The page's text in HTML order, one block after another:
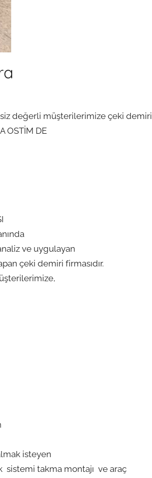
değerli müşterilerimize çeki demiri
OSTİM DE
ve uygulayan
çeki demiri firmasıdır.
isteyen
sistemi takma montajı ve araç